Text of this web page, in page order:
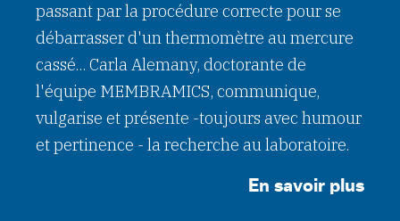
passant par la procédure correcte pour se
débarrasser d'un thermomètre au mercure
cassé... Carla Alemany, doctorante de
l'équipe MEMBRAMICS, communique,
vulgarise et présente -toujours avec humour
et pertinence - la recherche au laboratoire.
En savoir plus